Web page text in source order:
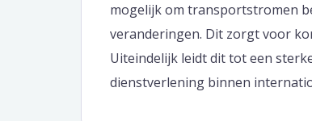
mogelijk om transportstromen
veranderingen. Dit zorgt voor
Uiteindelijk leidt dit tot een
dienstverlening binnen